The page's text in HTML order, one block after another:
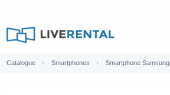
Catalogue Smartphones Smartphone Samsung